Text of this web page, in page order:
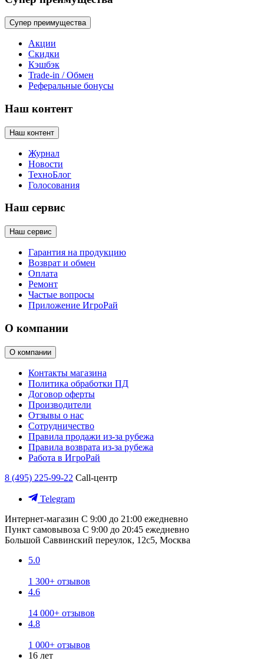
Супер преимущества
Акции
Скидки
Кэшбэк
Trade-in / Обмен
Реферальные бонусы
Наш контент
Наш контент
Журнал
Новости
ТехноБлог
Голосования
Наш сервис
Наш сервис
Гарантия на продукцию
Возврат и обмен
Оплата
Ремонт
Частые вопросы
Приложение ИгроРай
О компании
О компании
Контакты магазина
Политика обработки ПД
Договор оферты
Производители
Отзывы о нас
Сотрудничество
Правила продажи из-за рубежа
Правила возврата из-за рубежа
Работа в ИгроРай
8 (495) 225-99-22 Call-центр
Telegram
Интернет-магазин С 9:00 до 21:00 ежедневно
Пункт самовывоза С 9:00 до 20:45 ежедневно
Большой Саввинский переулок, 12с5, Москва
5.0
1 300+ отзывов
4.6
14 000+ отзывов
4.8
1 000+ отзывов
16 лет